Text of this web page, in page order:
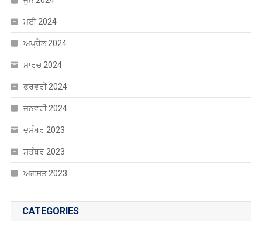
ਜੂਨ 2024
ਮਈ 2024
ਅਪ੍ਰੈਲ 2024
ਮਾਰਚ 2024
ਫਰਵਰੀ 2024
ਜਨਵਰੀ 2024
ਦਸੰਬਰ 2023
ਸਤੰਬਰ 2023
CATEGORIES